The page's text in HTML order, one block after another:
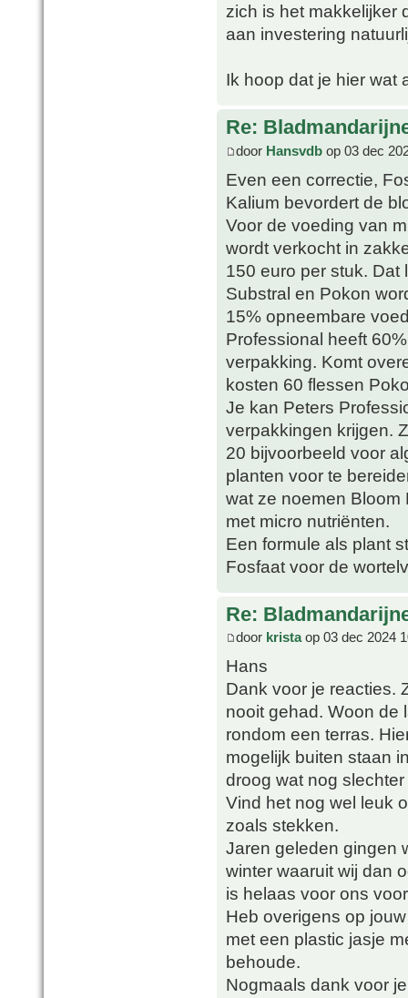
zich is het makkelijker
aan investering
Ik hoop dat je hier wat
Re:
door Hansvdb op 03 dec
Even een correctie,
Kalium bevordert de
Voor de voeding van
wordt verkocht in
150 euro per stuk. Dat
Substral en Pokon
15% opneembare
Professional heeft
verpakking. Komt
kosten 60 flessen
Je kan Peters
verpakkingen krijgen.
20 bijvoorbeeld voor
planten voor te
wat ze noemen Bloom
met micro nutriënten.
Een formule als plant
Fosfaat voor de
Re:
door kristaop 03 dec 2024
Hans
Dank voor je reacties.
nooit gehad. Woon de
rondom een terras.
mogelijk buiten staan
droog wat nog
Vind het nog wel leuk
zoals stekken.
Jaren geleden gingen
winter waaruit wij dan
is helaas voor ons
Heb overigens op
met een plastic jasje
behoude.
Nogmaals dank voor